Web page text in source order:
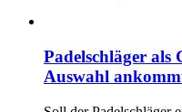
Padelschläger als
Auswahl